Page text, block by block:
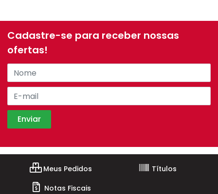
Cadastre-se para receber nossas
ofertas!
Meus Pedidos
Títulos
Notas Fiscais